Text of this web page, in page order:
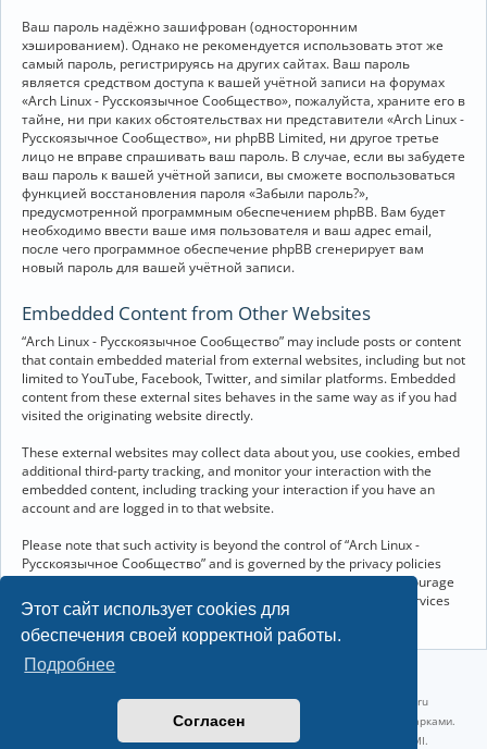
Этот сайт использует cookies для
обеспечения своей корректной работы.
Подробнее
Согласен
Ваш пароль надёжно зашифрован (односторонним
хэшированием). Однако не рекомендуется использовать этот же
самый пароль, регистрируясь на других сайтах. Ваш пароль
является средством доступа к вашей учётной записи на форумах
«Arch Linux - Русскоязычное Сообщество», пожалуйста, храните его в
тайне, ни при каких обстоятельствах ни представители «Arch Linux -
Русскоязычное Сообщество», ни phpBB Limited, ни другое третье
лицо не вправе спрашивать ваш пароль. В случае, если вы забудете
ваш пароль к вашей учётной записи, вы сможете воспользоваться
функцией восстановления пароля «Забыли пароль?»,
предусмотренной программным обеспечением phpBB. Вам будет
необходимо ввести ваше имя пользователя и ваш адрес email,
после чего программное обеспечение phpBB сгенерирует вам
новый пароль для вашей учётной записи.
Embedded Content from Other Websites
“Arch Linux - Русскоязычное Сообщество” may include posts or content
that contain embedded material from external websites, including but not
limited to YouTube, Facebook, Twitter, and similar platforms. Embedded
content from these external sites behaves in the same way as if you had
visited the originating website directly.
These external websites may collect data about you, use cookies, embed
additional third-party tracking, and monitor your interaction with the
embedded content, including tracking your interaction if you have an
account and are logged in to that website.
Please note that such activity is beyond the control of “Arch Linux -
Русскоязычное Сообщество” and is governed by the privacy policies
and terms of service of the respective external websites. We encourage
you to review the privacy and cookie policies of any third-party services
you interact with through embedded content.
Linux 6.18.40-1-lts x86_64 GNU/Linux 2026-07-26 08:48:12 |
vps reg.ru
Название и логотип Arch Linux ™ являются признанными торговыми марками.
Linux ® — зарегистрированная торговая марка Linus Torvalds и LMI.